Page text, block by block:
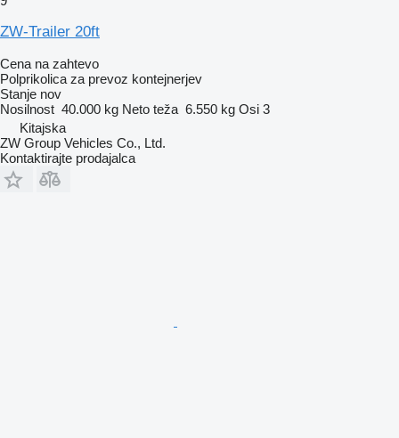
ZW-Trailer 20ft
Cena na zahtevo
Polprikolica za prevoz kontejnerjev
Stanje nov
Nosilnost 40.000 kg Neto teža 6.550 kg Osi 3
Kitajska
ZW Group Vehicles Co., Ltd.
Kontaktirajte prodajalca